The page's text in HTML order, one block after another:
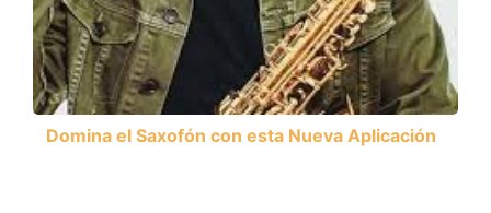
Domina el Saxofón con esta Nueva Aplicación